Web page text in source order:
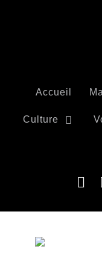
Accueil
Culture